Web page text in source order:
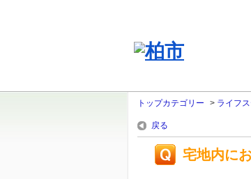
トップカテゴリー > ライフ
戻る
宅地内に